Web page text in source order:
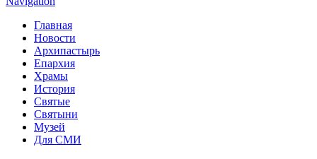
Главная
Новости
Архипастырь
Епархия
Храмы
История
Святые
Святыни
Музей
Для СМИ